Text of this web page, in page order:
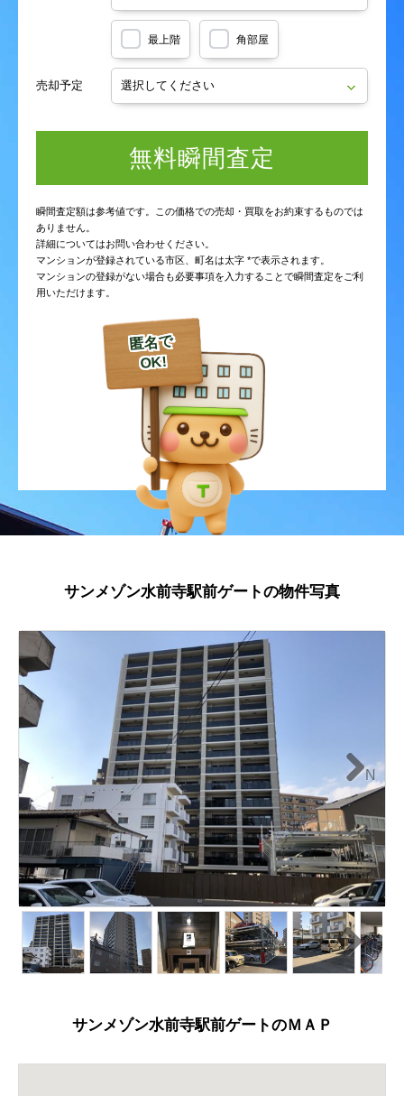
最上階 角部屋
売却予定
無料瞬間査定
瞬間査定額は参考値です。この価格での売却・買取をお約束するものでは
ありません。
詳細についてはお問い合わせください。
マンションが登録されている市区、町名は太字 *で表示されます。
マンションの登録がない場合も必要事項を入力することで瞬間査定をご利
用いただけます。
サンメゾン水前寺駅前ゲートの物件写真
N
ext
N
ext
サンメゾン水前寺駅前ゲートのＭＡＰ